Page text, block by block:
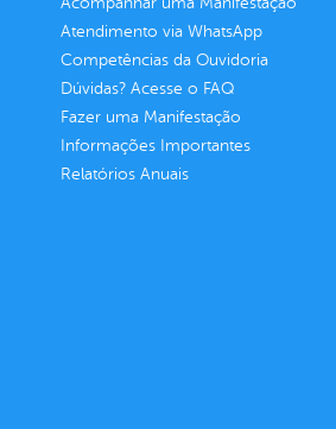
Atendimento via WhatsApp
Competências da Ouvidoria
Dúvidas? Acesse o FAQ
Fazer uma Manifestação
Informações Importantes
Relatórios Anuais